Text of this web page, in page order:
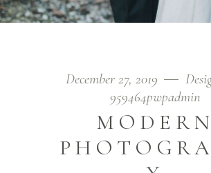
December 27, 2019
959464pwpadmin
MODERN